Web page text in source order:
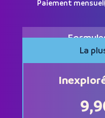
Paiement mensuel
La